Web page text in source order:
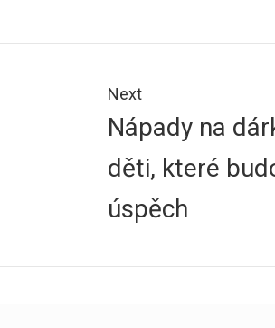
Next
Next
post:
Nápady na
děti, které
úspěch